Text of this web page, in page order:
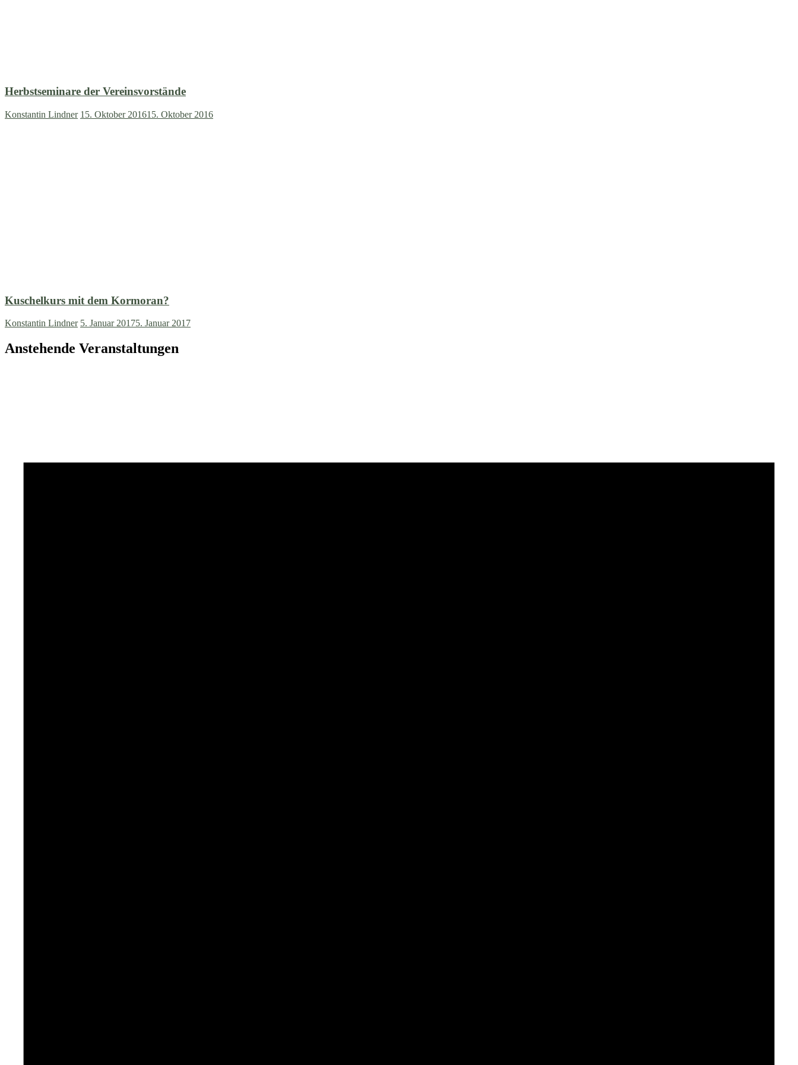
Herbstseminare der Vereinsvorstände
Konstantin Lindner 15. Oktober 201615. Oktober 2016
Kuschelkurs mit dem Kormoran?
Konstantin Lindner 5. Januar 20175. Januar 2017
Anstehende Veranstaltungen